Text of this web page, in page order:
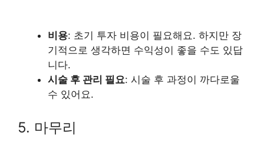
비용: 초기 투자 비용이 필요해요. 하지만 장
기적으로 생각하면 수익성이 좋을 수도 있답
니다.
시술 후 관리 필요: 시술 후 과정이 까다로울
수 있어요.
5. 마무리